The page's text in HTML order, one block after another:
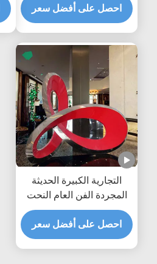
للحديقة
احصل على أفضل سعر
التجارية الكبيرة الحديثة
المجردة الفن العام النحت
من الفولاذ المقاوم للصدأ
احصل على أفضل سعر